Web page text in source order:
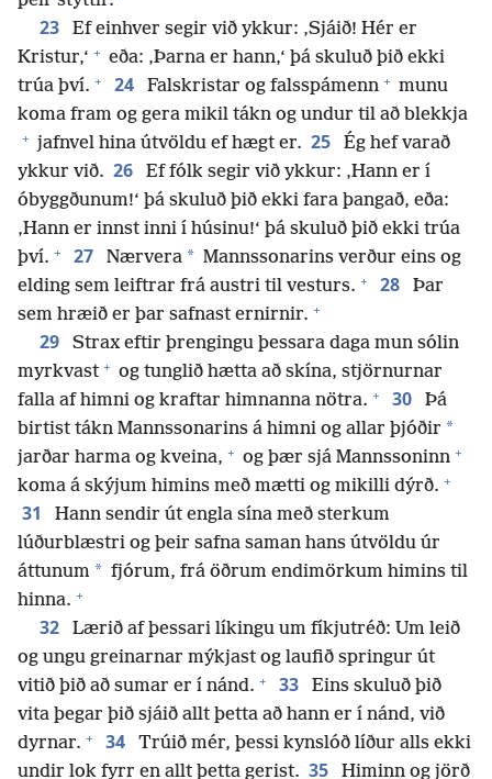
23
Ef einhver segir við ykkur: ‚Sjáið! Hér er
Kristur,‘ + eða: ‚Þarna er hann,‘ þá skuluð þið ekki
trúa því. + 24 Falskristar og falsspámenn + munu
koma fram og gera mikil tákn og undur til að blekkja
+ jafnvel hina útvöldu ef hægt er. 25
Ég hef varað
ykkur við. 26
Ef fólk segir við ykkur: ‚Hann er í
óbyggðunum!‘ þá skuluð þið ekki fara þangað, eða:
‚Hann er innst inni í húsinu!‘ þá skuluð þið ekki trúa
því. + 27 Nærvera * Mannssonarins verður eins og
elding sem leiftrar frá austri til vesturs. + 28
Þar
sem hræið er þar safnast ernirnir. +
29
Strax eftir þrengingu þessara daga mun sólin
myrkvast + og tunglið hætta að skína, stjörnurnar
falla af himni og kraftar himnanna nötra. + 30
Þá
birtist tákn Mannssonarins á himni og allar þjóðir *
jarðar harma og kveina, + og þær sjá Mannssoninn +
koma á skýjum himins með mætti og mikilli dýrð. +
31
Hann sendir út engla sína með sterkum
lúðurblæstri og þeir safna saman hans útvöldu úr
áttunum * fjórum, frá öðrum endimörkum himins til
hinna. +
32
Lærið af þessari líkingu um fíkjutréð: Um leið
og ungu greinarnar mýkjast og laufið springur út
vitið þið að sumar er í nánd. + 33
Eins skuluð þið
vita þegar þið sjáið allt þetta að hann er í nánd, við
dyrnar. + 34
Trúið mér, þessi kynslóð líður alls ekki
undir lok fyrr en allt þetta gerist. 35 Himinn og jörð